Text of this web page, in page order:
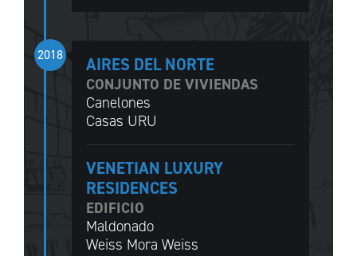
2018 AIRES DEL NORTE
CONJUNTO DE VIVIENDAS
Canelones
Casas URU
VENETIAN LUXURY
RESIDENCES
EDIFICIO
Maldonado
Weiss Mora Weiss